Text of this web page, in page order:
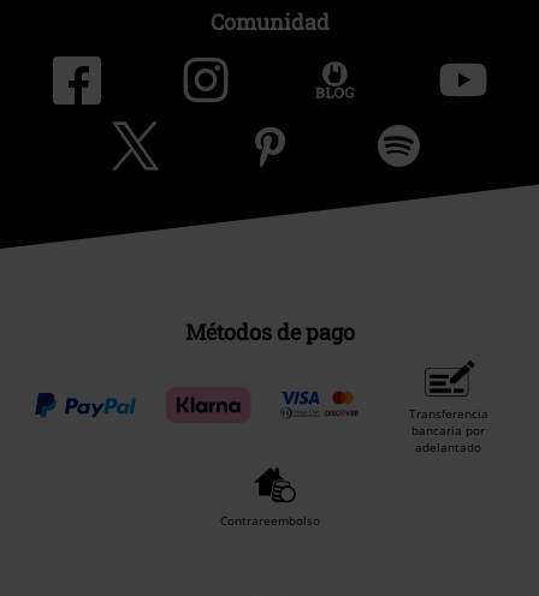
Comunidad
Métodos de pago
Transferencia
bancaria por
adelantado
Contrareembolso